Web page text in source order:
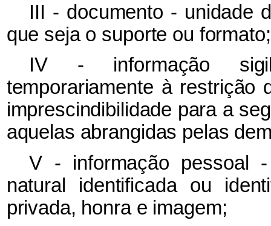
III - documento - unidade
que seja o suporte ou formato;
IV - informação
temporariamente à restrição
imprescindibilidade para a
aquelas abrangidas pelas
V - informação pessoal
natural identificada ou
privada, honra e imagem;